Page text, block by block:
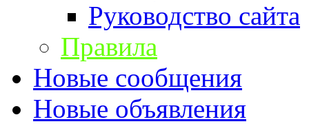
Руководство сайта
Правила
Новые сообщения
Новые объявления